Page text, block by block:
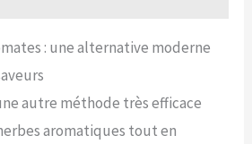
: une alternative moderne
autre méthode très efficace
aromatiques tout en